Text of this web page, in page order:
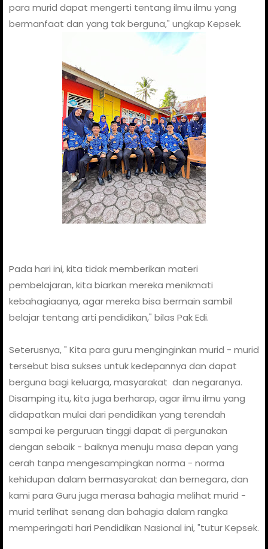
para murid dapat mengerti tentang ilmu ilmu yang
bermanfaat dan yang tak berguna," ungkap Kepsek.
Pada hari ini, kita tidak memberikan materi
pembelajaran, kita biarkan mereka menikmati
kebahagiaanya, agar mereka bisa bermain sambil
belajar tentang arti pendidikan," bilas Pak Edi.
Seterusnya, " Kita para guru menginginkan murid - murid
tersebut bisa sukses untuk kedepannya dan dapat
berguna bagi keluarga, masyarakat dan negaranya.
Disamping itu, kita juga berharap, agar ilmu ilmu yang
didapatkan mulai dari pendidikan yang terendah
sampai ke perguruan tinggi dapat di pergunakan
dengan sebaik - baiknya menuju masa depan yang
cerah tanpa mengesampingkan norma - norma
kehidupan dalam bermasyarakat dan bernegara, dan
kami para Guru juga merasa bahagia melihat murid -
murid terlihat senang dan bahagia dalam rangka
memperingati hari Pendidikan Nasional ini, "tutur Kepsek.